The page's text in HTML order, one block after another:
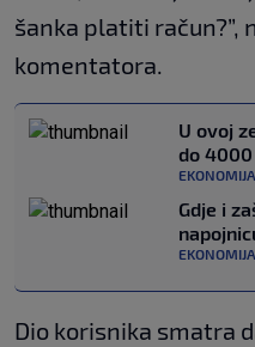
šanka platiti račun?”,
komentatora.
U ovoj
do 4000
EKONOMIJA
Gdje i
EKONOMIJA
Dio korisnika smatra